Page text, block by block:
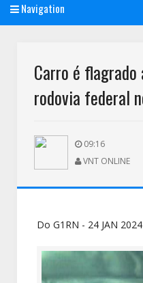
Navigation
Carro é
rodovia federal
09:16
VNT ONLINE
Do G1RN - 24 JAN 2024